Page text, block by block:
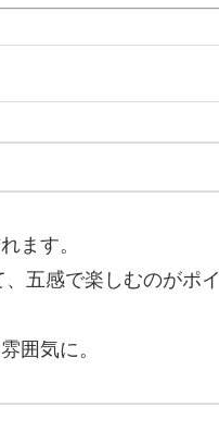
ます。
五感で楽しむのがポイ
囲気に。